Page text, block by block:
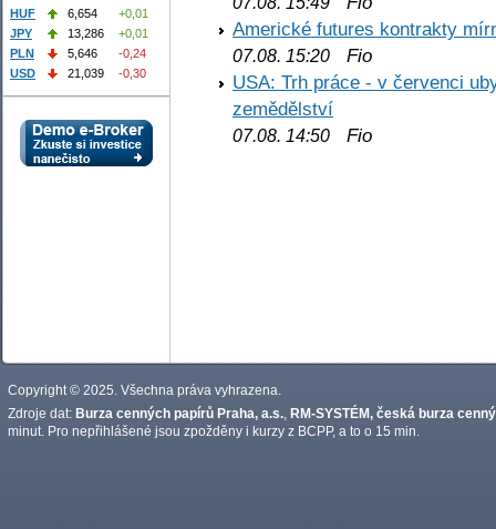
Americké futures kontrakty
07.08. 15:20 Fio
USA: Trh práce - v červenci
zemědělství
07.08. 14:50 Fio
HUF
6,654
+0,01
JPY
13,286
+0,01
PLN
5,646
-0,24
USD
21,039 -0,30
Copyright © 2025. Všechna práva vyhrazena.
Zdroje dat: Burza cenných papírů Praha, a.s. RM-SYSTÉM, česká burza
minut. Pro nepřihlášené jsou zpožděny i kurzy z BCPP, a to o 15 min.